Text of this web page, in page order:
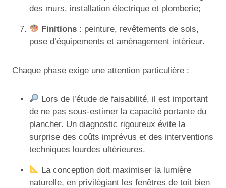
des murs, installation électrique et plomberie;
Finitions : peinture, revêtements de sols,
pose d’équipements et aménagement intérieur.
Chaque phase exige une attention particulière :
Lors de l’étude de faisabilité, il est important
de ne pas sous-estimer la capacité portante du
plancher. Un diagnostic rigoureux évite la
surprise des coûts imprévus et des interventions
techniques lourdes ultérieures.
La conception doit maximiser la lumière
naturelle, en privilégiant les fenêtres de toit bien